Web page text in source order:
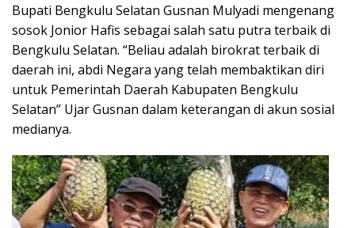
Bupati Bengkulu Selatan Gusnan Mulyadi mengenang
sosok Jonior Hafis sebagai salah satu putra terbaik di
Bengkulu Selatan. “Beliau adalah birokrat terbaik di
daerah ini, abdi Negara yang telah membaktikan diri
untuk Pemerintah Daerah Kabupaten Bengkulu
Selatan” Ujar Gusnan dalam keterangan di akun sosial
medianya.